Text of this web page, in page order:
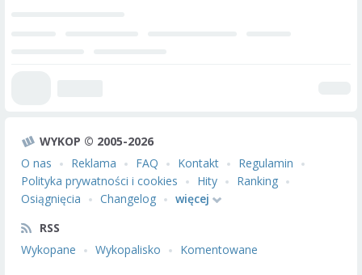
WYKOP © 2005-2026
O nas
Reklama FAQ Kontakt
Regulamin
Polityka prywatności i cookies
Hity
Ranking
Osiągnięcia
Changelog
więcej
RSS
Wykopane
Wykopalisko
Komentowane